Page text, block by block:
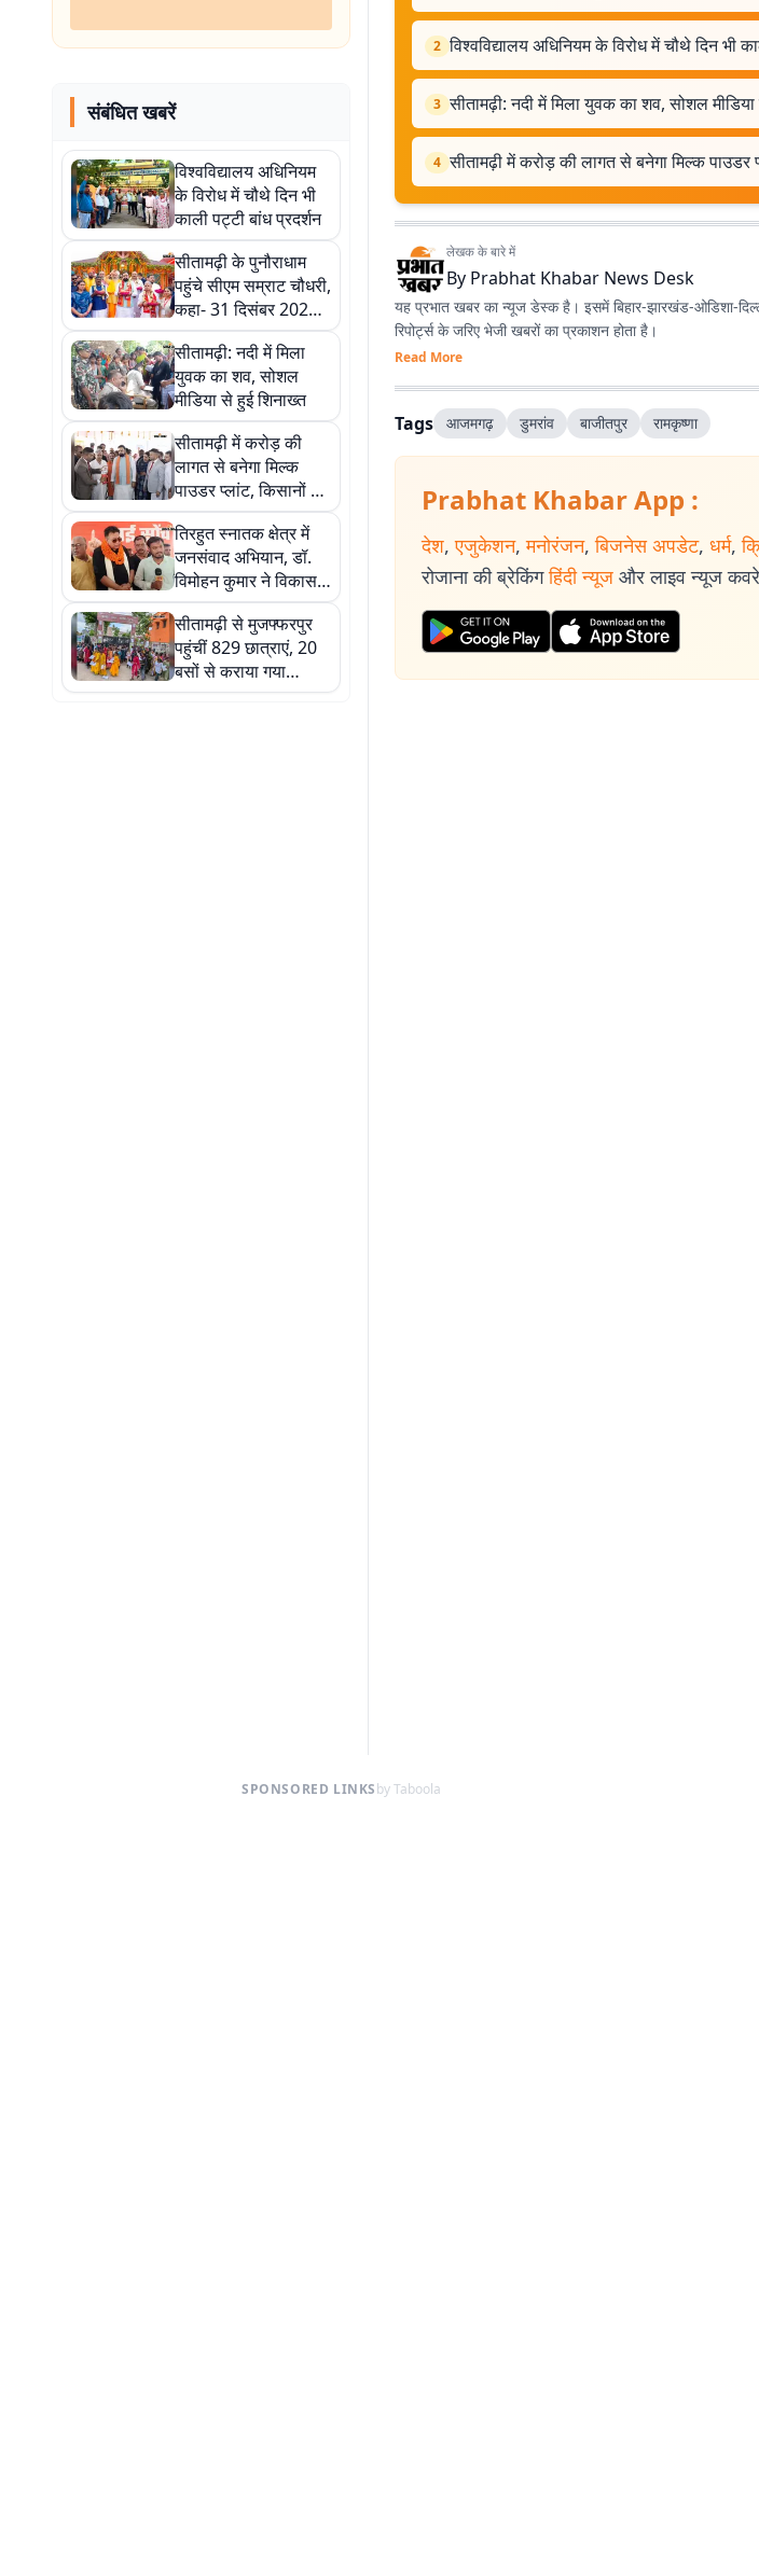
संबंधित खबरें
विश्वविद्यालय अधिनियम
के विरोध में चौथे दिन भी
काली पट्टी बांध प्रदर्शन
सीतामढ़ी के पुनौराधाम
पहुंचे सीएम सम्राट चौधरी,
कहा- 31 दिसंबर 2028
तक बनेगा भव्य मंदिर
सीतामढ़ी: नदी में मिला
युवक का शव, सोशल
मीडिया से हुई शिनाख्त
सीतामढ़ी में करोड़ की
लागत से बनेगा मिल्क
पाउडर प्लांट, किसानों को
मिलेगा बड़ा फायदा
तिरहुत स्नातक क्षेत्र में
जनसंवाद अभियान, डॉ.
विमोहन कुमार ने विकास
के मुद्दों पर की चर्चा
सीतामढ़ी से मुजफ्फरपुर
पहुंचीं 829 छात्राएं, 20
बसों से कराया गया
BBOSE परीक्षा का
2 विश्वविद्यालय अधिनियम के विरोध में चौथे दिन भी
3 सीतामढ़ी: नदी में मिला युवक का शव, सोशल
4 सीतामढ़ी में करोड़ की लागत से बनेगा मिल्क पाउडर
लेखक के बारे में
By Prabhat Khabar News Desk
यह प्रभात खबर का न्यूज डेस्क है। इसमें बिहार-झारखंड-ओडिशा-
रिपोर्ट्स के जरिए भेजी खबरों का प्रकाशन होता है।
Read More
Tags आजमगढ़ डुमरांव बाजीतपुर रामकृष्णा
Prabhat Khabar App :
देश, एजुकेशन, मनोरंजन, बिजनेस अपडेट, धर्म,
रोजाना की ब्रेकिंग हिंदी न्यूज और लाइव न्यूज
SPONSORED LINKSby Taboola